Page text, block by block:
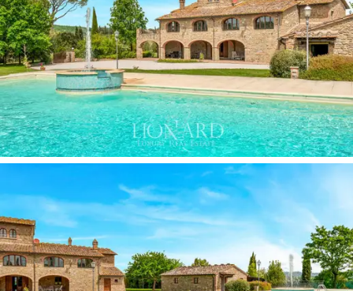
Draußen bietet der weitläufige, 13000 m² große,
umzäunte Garten eine Oase der Ruhe und Privatsphäre
mit einemgroßen privaten Pool und zwei
Außenbereichen, einer Loggia und einer Pergola, die
zum Entspannen und Genießen von Mahlzeiten im
Freien ausgestattet sind.Ausgestattet mit einem
Parkplatz und 13-Kilowatt-Solarmodulen stellt dieses
zum Verkauf stehende Luxus-Bauernhaus die perfekte
Kombination aus Tradition, Komfort und Nachhaltigkeit
dar.
Diese zwischen den Hügeln gelegene Villa von
raffinierter Eleganz, die derzeit als Gaststätte genutzt
wird, bietet einen Zufluchtsort der Ruhe und Schönheit
im Herzen der Toskana.